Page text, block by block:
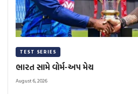
TEST SERIES
ભારત સામે વોર્મ-અપ મેચ
August 6, 2026